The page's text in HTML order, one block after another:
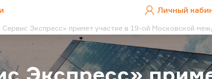
Личный
Сервис Экспресс» примет участие в 19-ой Московской